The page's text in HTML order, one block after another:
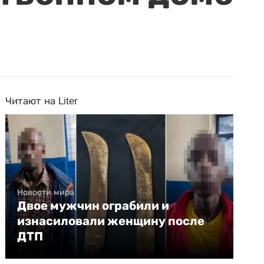
Читают на Liter
Новости мира
Двое мужчин ограбили и
изнасиловали женщину после
ДТП